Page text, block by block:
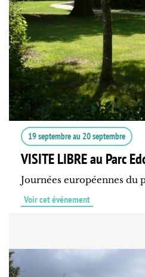
19 septembreau 20 septembre
VISITE LIBRE au Parc
Journées européennes du
Voir cet événement